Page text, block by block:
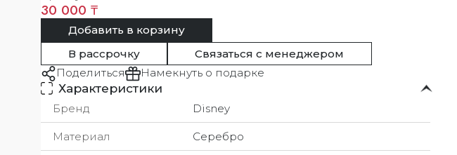
30 000 ₸
Добавить в корзину
В рассрочку
Связаться с менеджером
Поделиться
Намекнуть о подарке
Характеристики
Бренд Disney
Материал Серебро